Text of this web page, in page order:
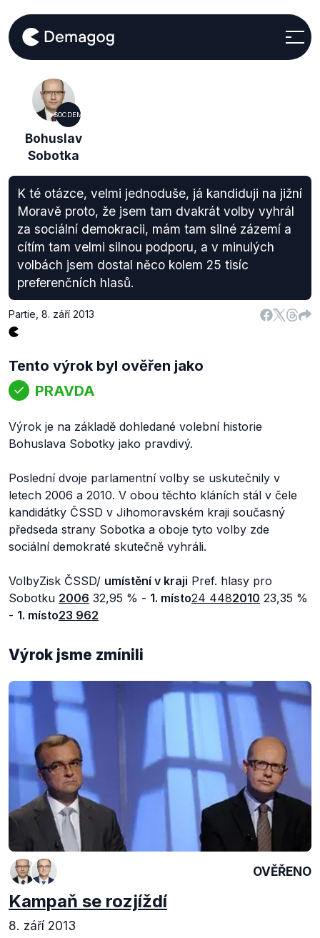
SOCDEM
Bohuslav
Sobotka
K té otázce, velmi jednoduše, já kandiduji na jižní
Moravě proto, že jsem tam dvakrát volby vyhrál
za sociální demokracii, mám tam silné zázemí a
cítím tam velmi silnou podporu, a v minulých
volbách jsem dostal něco kolem 25 tisíc
preferenčních hlasů.
Partie 8. září 2013
Tento výrok byl ověřen jako
PRAVDA
Výrok je na základě dohledané volební historie
Bohuslava Sobotky jako pravdivý.
Poslední dvoje parlamentní volby se uskutečnily v
letech 2006 a 2010. V obou těchto kláních stál v čele
kandidátky ČSSD v Jihomoravském kraji současný
předseda strany Sobotka a oboje tyto volby zde
sociální demokraté skutečně vyhráli.
VolbyZisk ČSSD/ umístění v kraji Pref. hlasy pro
Sobotku 2006 32,95 % - 1. místo24 4482010 23,35 %
- 1. místo23 962
Výrok jsme zmínili
OVĚŘENO
Kampaň se rozjíždí
8. září 2013